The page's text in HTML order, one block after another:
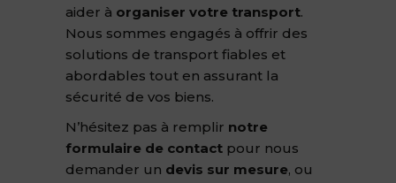
aider à organiser votre transport.
Nous sommes engagés à offrir des
solutions de transport fiables et
abordables tout en assurant la
sécurité de vos biens.
N’hésitez pas à remplir notre
formulaire de contact pour nous
demander un devis sur mesure, ou